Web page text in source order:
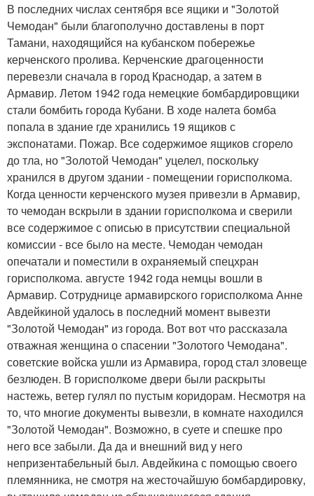
В последних числах сентября все ящики и "Золотой
Чемодан" были благополучно доставлены в порт
Тамани, находящийся на кубанском побережье
керченского пролива. Керченские драгоценности
перевезли сначала в город Краснодар, а затем в
Армавир. Летом 1942 года немецкие бомбардировщики
стали бомбить города Кубани. В ходе налета бомба
попала в здание где хранились 19 ящиков с
экспонатами. Пожар. Все содержимое ящиков сгорело
до тла, но "Золотой Чемодан" уцелел, поскольку
хранился в другом здании - помещении горисполкома.
Когда ценности керченского музея привезли в Армавир,
то чемодан вскрыли в здании горисполкома и сверили
все содержимое с описью в присутствии специальной
комиссии - все было на месте. Чемодан чемодан
опечатали и поместили в охраняемый спецхран
горисполкома. августе 1942 года немцы вошли в
Армавир. Сотруднице армавирского горисполкома Анне
Авдейкиной удалось в последний момент вывезти
"Золотой Чемодан" из города. Вот вот что рассказала
отважная женщина о спасении "Золотого Чемодана".
советские войска ушли из Армавира, город стал зловеще
безлюден. В горисполкоме двери были раскрыты
настежь, ветер гулял по пустым коридорам. Несмотря на
то, что многие документы вывезли, в комнате находился
"Золотой Чемодан". Возможно, в суете и спешке про
него все забыли. Да да и внешний вид у него
непризентабельный был. Авдейкина с помощью своего
племянника, не смотря на жесточайшую бомбардировку,